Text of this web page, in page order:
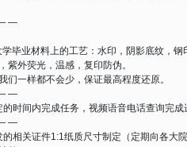
—
毕业材料上的工艺：水印，阴影底纹，
紫外荧光，温感，复印防伪。
们一样都不会少，保证最高程度还原。
—
时间内完成任务，视频语音电话查询完成
—
的相关证件1:1纸质尺寸制定（定期向各大